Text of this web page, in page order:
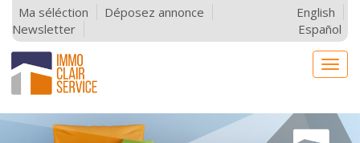
Ma séléction
Déposez annonce
Newsletter
English
Español